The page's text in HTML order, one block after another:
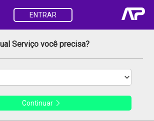
ENTRAR
Serviço você precisa?
Continuar